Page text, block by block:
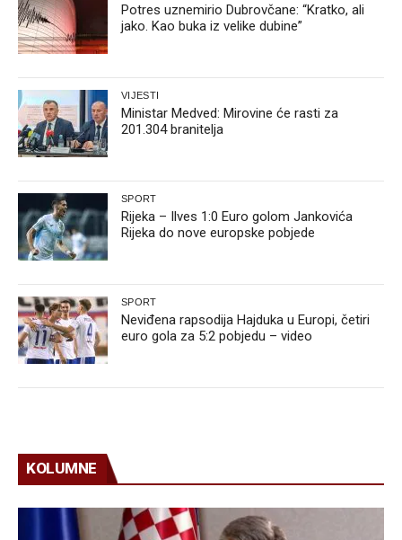
Potres uznemirio Dubrovčane: “Kratko, ali
jako. Kao buka iz velike dubine”
VIJESTI
Ministar Medved: Mirovine će rasti za
201.304 branitelja
SPORT
Rijeka – Ilves 1:0 Euro golom Jankovića
Rijeka do nove europske pobjede
SPORT
Neviđena rapsodija Hajduka u Europi, četiri
euro gola za 5:2 pobjedu – video
KOLUMNE